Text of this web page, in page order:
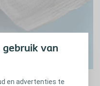
van
en advertenties te